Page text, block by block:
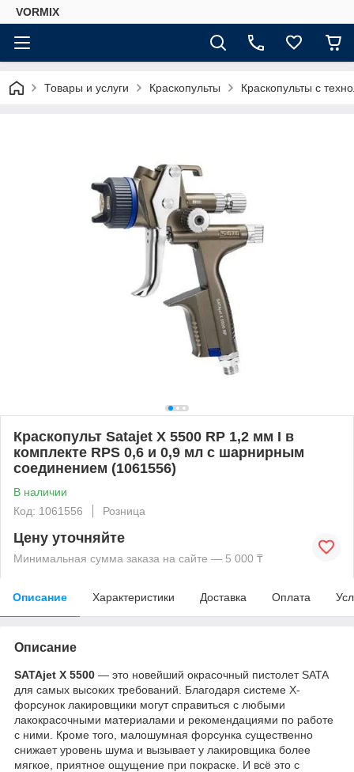
VORMIX
Товары и услуги Краскопульты Краскопульты с
Краскопульт Satajet X 5500 RP 1,2 мм I в
комплекте RPS 0,6 и 0,9 мл c шарнирным
соединением (1061556)
В наличии
Код: 1061556
Розница
Цену уточняйте
Минимальная сумма заказа на сайте — 5 000 ₸
Описание Характеристики Доставка Оплата
Описание
SATAjet X 5500 — это новейший окрасочный пистолет SATA
для самых высоких требований. Благодаря системе X-
форсунок лакировщики могут справиться с любыми
лакокрасочными материалами и рекомендациями по работе
с ними. Кроме того, малошумная форсунка существенно
снижает уровень шума и вызывает у лакировщика более
мягкое, приятное ощущение при покраске. И всё это с